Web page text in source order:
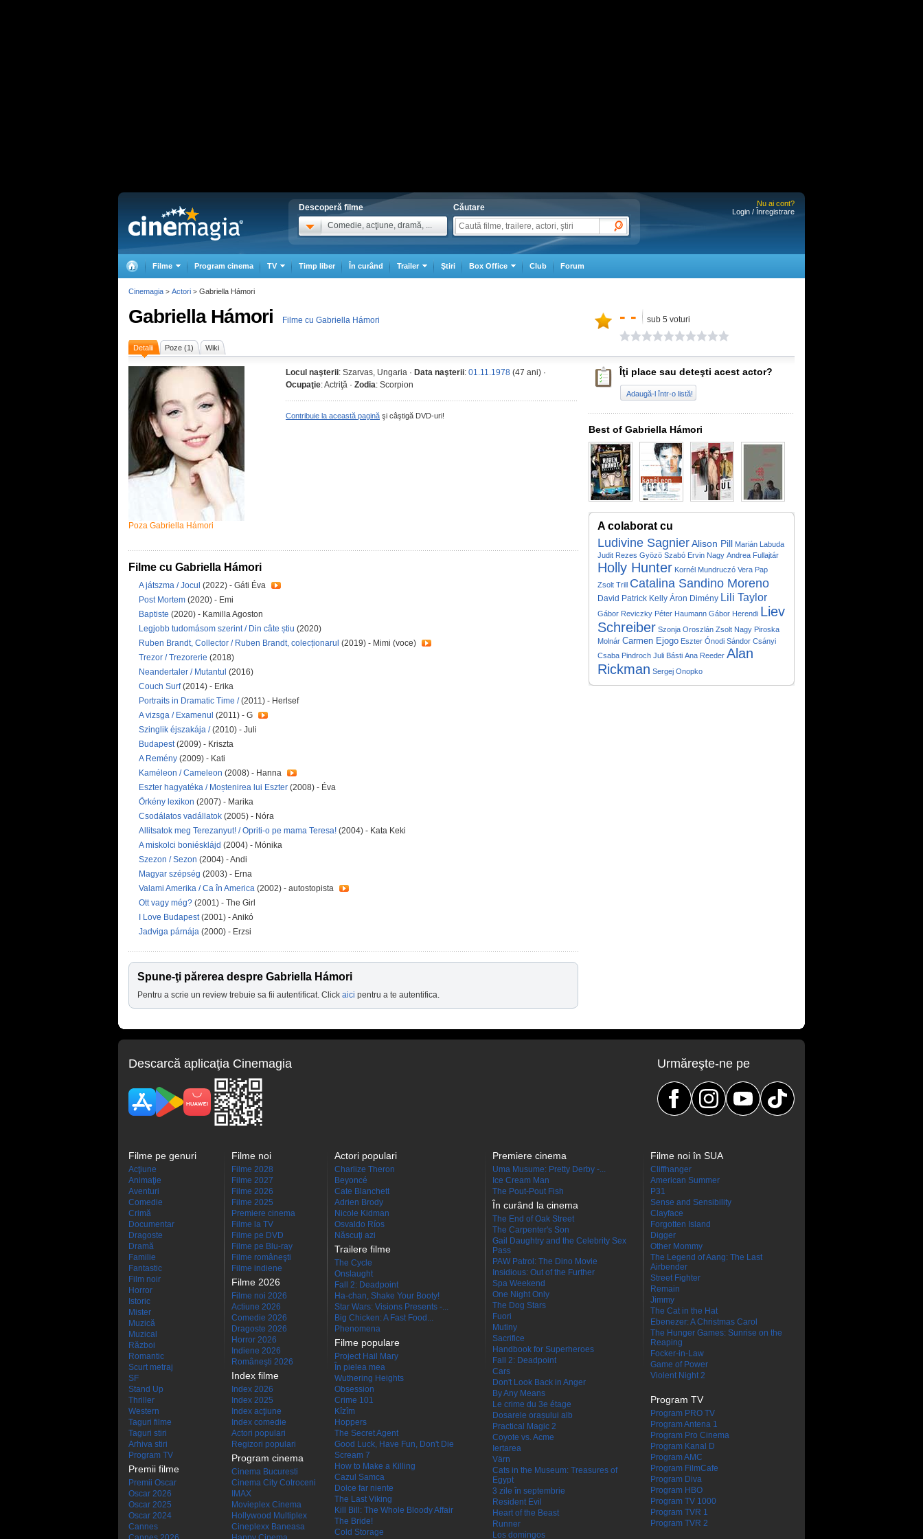
Descoperă filme
Comedie, acţiune, dramă, ...
Căutare
Nu ai cont?
Login / Înregistrare
Filme Program cinema TV Timp liber În curând Trailer Ştiri Box Office Club Forum
Gabriella Hámori Filme cu Gabriella Hámori - - sub 5 voturi
Detalii Poze (1) Wiki
Poza Gabriella Hámori
Locul naşterii: Szarvas, Ungaria · Data naşterii: 01.11.1978 (47 ani) ·
Ocupaţie: Actriţă · Zodia: Scorpion
Contribuie la această pagină şi câştigă DVD-uri!
Filme cu Gabriella Hámori
A játszma / Jocul (2022) - Gáti Éva
Post Mortem (2020) - Emi
Baptiste (2020) - Kamilla Agoston
Legjobb tudomásom szerint / Din câte știu (2020)
Ruben Brandt, Collector / Ruben Brandt, colecționarul (2019) - Mimi (voce)
Trezor / Trezorerie (2018)
Neandertaler / Mutantul (2016)
Couch Surf(2014) - Erika
Portraits in Dramatic Time /(2011) - Herlsef
A vizsga / Examenul (2011) - G
Szinglik éjszakája /(2010) - Juli
Budapest(2009) - Kriszta
A Remény (2009) - Kati
Kaméleon / Cameleon (2008) - Hanna
Eszter hagyatéka / Moștenirea lui Eszter (2008) - Éva
Örkény lexikon (2007) - Marika
Csodálatos vadállatok (2005) - Nóra
Allitsatok meg Terezanyut! / Opriti-o pe mama Teresa! (2004) - Kata Keki
A miskolci boniésklájd (2004) - Mónika
Szezon / Sezon (2004) - Andi
Magyar szépség (2003) - Erna
Valami Amerika / Ca în America (2002) - autostopista
Ott vagy még? (2001) - The Girl
I Love Budapest(2001) - Anikó
Jadviga párnája (2000) - Erzsi
Spune-ţi părerea despre Gabriella Hámori
Pentru a scrie un review trebuie sa fii autentificat. Click aici pentru a te autentifica.
Îţi place sau deteşti acest actor?
Adaugă-l într-o listă!
Best of Gabriella Hámori
A colaborat cu
Ludivine SagnierAlison Pill Marián Labuda
Judit Rezes Gyözö Szabó Ervin Nagy Andrea Fullajtár
Holly Hunter Kornél Mundruczó Vera Pap
Zsolt Trill Catalina Sandino Moreno
David Patrick Kelly Áron Dimény Lili Taylor
Gábor Reviczky Péter Haumann Gábor Herendi Liev
Schreiber Szonja Oroszlán Zsolt Nagy Piroska
Molnár Carmen Ejogo Eszter Ónodi Sándor Csányi
Csaba Pindroch Juli Básti Ana Reeder Alan
Rickman Sergej Onopko
Cinemagia > Actori > Gabriella Hámori
Descarcă aplicaţia Cinemagia Urmăreşte-ne pe
Filme pe genuri
Acţiune
Animaţie
Aventuri
Comedie
Crimă
Documentar
Dragoste
Dramă
Familie
Fantastic
Film noir
Horror
Istoric
Mister
Muzică
Muzical
Război
Romantic
Scurt metraj
SF
Stand Up
Thriller
Western
Taguri filme
Taguri stiri
Arhiva stiri
Program TV
Premii filme
Premii Oscar
Oscar 2026
Oscar 2025
Oscar 2024
Cannes
Filme noi
Filme 2028
Filme 2027
Filme 2026
Filme 2025
Premiere cinema
Filme la TV
Filme pe DVD
Filme pe Blu-ray
Filme româneşti
Filme indiene
Filme 2026
Filme noi 2026
Actiune 2026
Comedie 2026
Dragoste 2026
Horror 2026
Indiene 2026
Româneşti 2026
Index filme
Index 2026
Index 2025
Index acţiune
Index comedie
Actori populari
Regizori populari
Program cinema
Cinema Bucuresti
Cinema City Cotroceni
IMAX
Movieplex Cinema
Hollywood Multiplex
Cineplexx Baneasa
Actori populari
Charlize Theron
Beyoncé
Cate Blanchett
Adrien Brody
Nicole Kidman
Osvaldo Ríos
Născuţi azi
Trailere filme
The Cycle
Onslaught
Fall 2: Deadpoint
Ha-chan, Shake Your Booty!
Star Wars: Visions Presents -...
Big Chicken: A Fast Food...
Phenomena
Filme populare
Project Hail Mary
În pielea mea
Wuthering Heights
Obsession
Crime 101
Kîzîm
Hoppers
The Secret Agent
Good Luck, Have Fun, Don't Die
Scream 7
How to Make a Killing
Cazul Samca
Dolce far niente
The Last Viking
Kill Bill: The Whole Bloody Affair
The Bride!
Cold Storage
Premiere cinema
Uma Musume: Pretty Derby -...
Ice Cream Man
The Pout-Pout Fish
În curând la cinema
The End of Oak Street
The Carpenter's Son
Gail Daughtry and the Celebrity Sex
Pass
PAW Patrol: The Dino Movie
Insidious: Out of the Further
Spa Weekend
One Night Only
The Dog Stars
Fuori
Mutiny
Sacrifice
Handbook for Superheroes
Fall 2: Deadpoint
Cars
Don't Look Back in Anger
By Any Means
Le crime du 3e étage
Dosarele orașului alb
Practical Magic 2
Coyote vs. Acme
Iertarea
Värn
Cats in the Museum: Treasures of
Egypt
3 zile în septembrie
Resident Evil
Heart of the Beast
Runner
Los domingos
Filme noi în SUA
Cliffhanger
American Summer
P31
Sense and Sensibility
Clayface
Forgotten Island
Digger
Other Mommy
The Legend of Aang: The Last
Airbender
Street Fighter
Remain
Jimmy
The Cat in the Hat
Ebenezer: A Christmas Carol
The Hunger Games: Sunrise on the
Reaping
Focker-in-Law
Game of Power
Violent Night 2
Program TV
Program PRO TV
Program Antena 1
Program Pro Cinema
Program Kanal D
Program AMC
Program FilmCafe
Program Diva
Program HBO
Program TV 1000
Program TVR 1
Program TVR 2